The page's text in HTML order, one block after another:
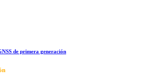
de primera generación